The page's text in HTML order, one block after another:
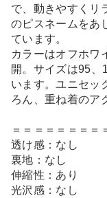
で、動きやすくリ
のピスネームをあ
ています。
カラーはオフホワ
開。サイズは95、
います。ユニセッ
ろん、重ね着のア
＝＝＝＝＝＝＝＝
透け感：なし
裏地：なし
伸縮性：あり
光沢感：なし